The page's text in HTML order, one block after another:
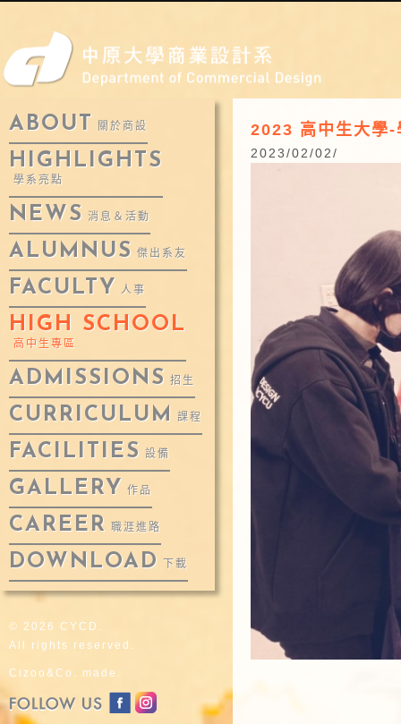
ABOUT 關於商設
HIGHLIGHTS
學系亮點
NEWS 消息＆活動
ALUMNUS 傑出系友
FACULTY 人事
HIGH SCHOOL
高中生專區
ADMISSIONS 招生
CURRICULUM 課程
FACILITIES 設備
GALLERY 作品
CAREER 職涯進路
DOWNLOAD 下載
2023 高中生大學
2023/02/02/
© 2026 CYCD.
All rights reserved.
Cizoo&Co. made